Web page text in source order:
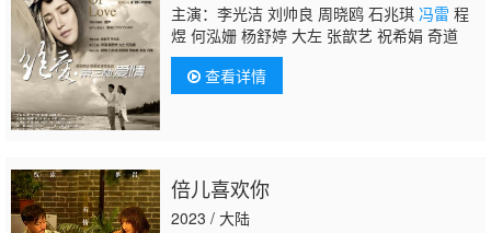
主演：李光洁 刘帅良 周晓鸥 石兆琪 冯雷 程
煜 何泓姗 杨舒婷 大左 张歆艺 祝希娟 奇道
查看详情
倍儿喜欢你
2023 / 大陆